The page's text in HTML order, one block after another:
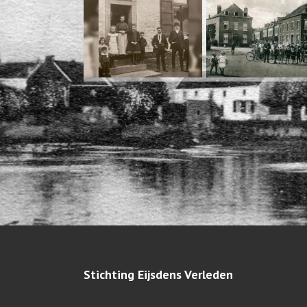
Stichting Eijsdens Verleden